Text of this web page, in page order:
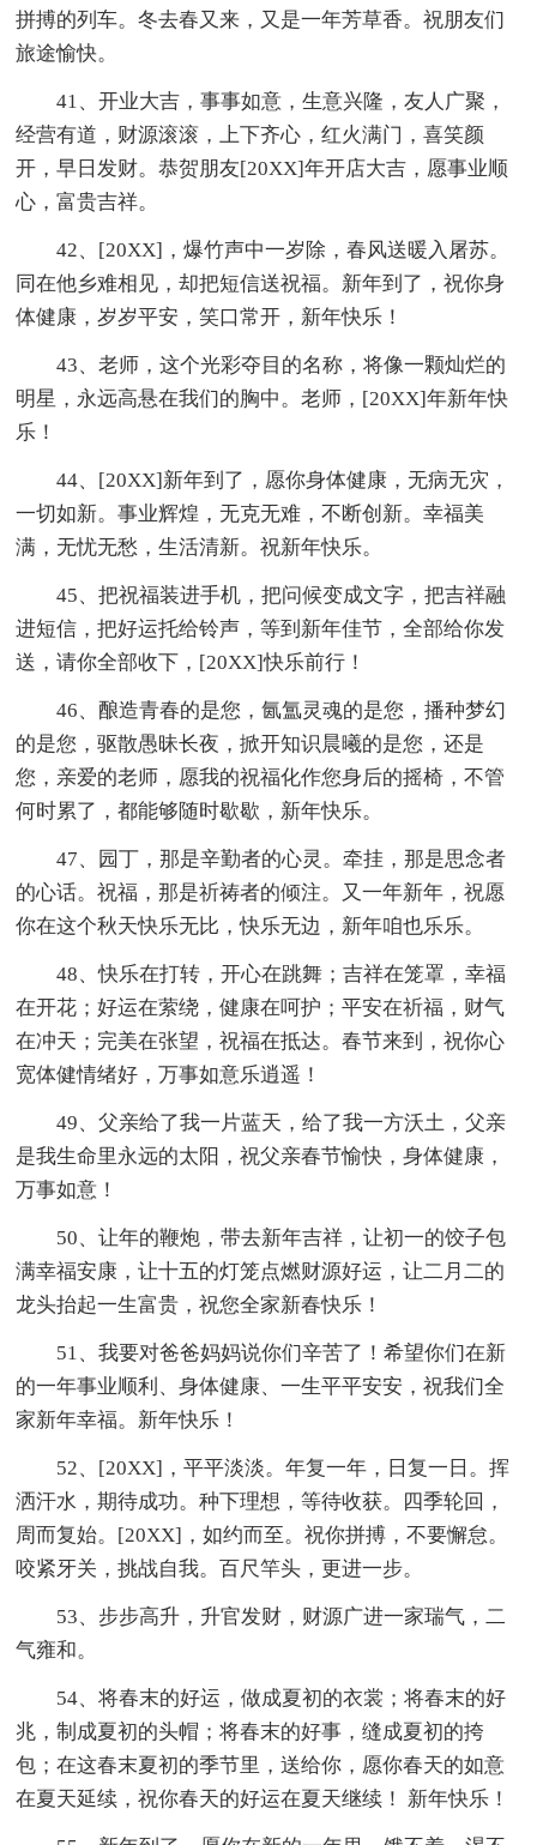
拼搏的列车。冬去春又来，又是一年芳草香。祝朋友们
旅途愉快。
41、开业大吉，事事如意，生意兴隆，友人广聚，
经营有道，财源滚滚，上下齐心，红火满门，喜笑颜
开，早日发财。恭贺朋友[20XX]年开店大吉，愿事业顺
心，富贵吉祥。
42、[20XX]，爆竹声中一岁除，春风送暖入屠苏。
同在他乡难相见，却把短信送祝福。新年到了，祝你身
体健康，岁岁平安，笑口常开，新年快乐！
43、老师，这个光彩夺目的名称，将像一颗灿烂的
明星，永远高悬在我们的胸中。老师，[20XX]年新年快
乐！
44、[20XX]新年到了，愿你身体健康，无病无灾，
一切如新。事业辉煌，无克无难，不断创新。幸福美
满，无忧无愁，生活清新。祝新年快乐。
45、把祝福装进手机，把问候变成文字，把吉祥融
进短信，把好运托给铃声，等到新年佳节，全部给你发
送，请你全部收下，[20XX]快乐前行！
46、酿造青春的是您，氤氲灵魂的是您，播种梦幻
的是您，驱散愚昧长夜，掀开知识晨曦的是您，还是
您，亲爱的老师，愿我的祝福化作您身后的摇椅，不管
何时累了，都能够随时歇歇，新年快乐。
47、园丁，那是辛勤者的心灵。牵挂，那是思念者
的心话。祝福，那是祈祷者的倾注。又一年新年，祝愿
你在这个秋天快乐无比，快乐无边，新年咱也乐乐。
48、快乐在打转，开心在跳舞；吉祥在笼罩，幸福
在开花；好运在萦绕，健康在呵护；平安在祈福，财气
在冲天；完美在张望，祝福在抵达。春节来到，祝你心
宽体健情绪好，万事如意乐逍遥！
49、父亲给了我一片蓝天，给了我一方沃土，父亲
是我生命里永远的太阳，祝父亲春节愉快，身体健康，
万事如意！
50、让年的鞭炮，带去新年吉祥，让初一的饺子包
满幸福安康，让十五的灯笼点燃财源好运，让二月二的
龙头抬起一生富贵，祝您全家新春快乐！
51、我要对爸爸妈妈说你们辛苦了！希望你们在新
的一年事业顺利、身体健康、一生平平安安，祝我们全
家新年幸福。新年快乐！
52、[20XX]，平平淡淡。年复一年，日复一日。挥
洒汗水，期待成功。种下理想，等待收获。四季轮回，
周而复始。[20XX]，如约而至。祝你拼搏，不要懈怠。
咬紧牙关，挑战自我。百尺竿头，更进一步。
53、步步高升，升官发财，财源广进一家瑞气，二
气雍和。
54、将春末的好运，做成夏初的衣裳；将春末的好
兆，制成夏初的头帽；将春末的好事，缝成夏初的挎
包；在这春末夏初的季节里，送给你，愿你春天的如意
在夏天延续，祝你春天的好运在夏天继续！ 新年快乐！